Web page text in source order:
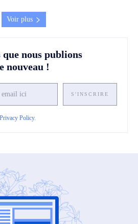
Voir plus
que nous publions
nouveau !
S'INSCRIRE
Privacy Policy.